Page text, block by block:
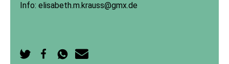
Info: elisabeth.m.krauss@gmx.de